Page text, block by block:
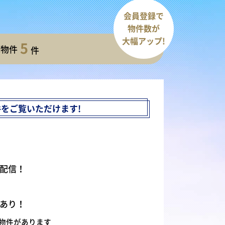
件 5 件
会員登録で
物件数が
大幅アップ!
ご覧いただけます!
信！
り！
件があります